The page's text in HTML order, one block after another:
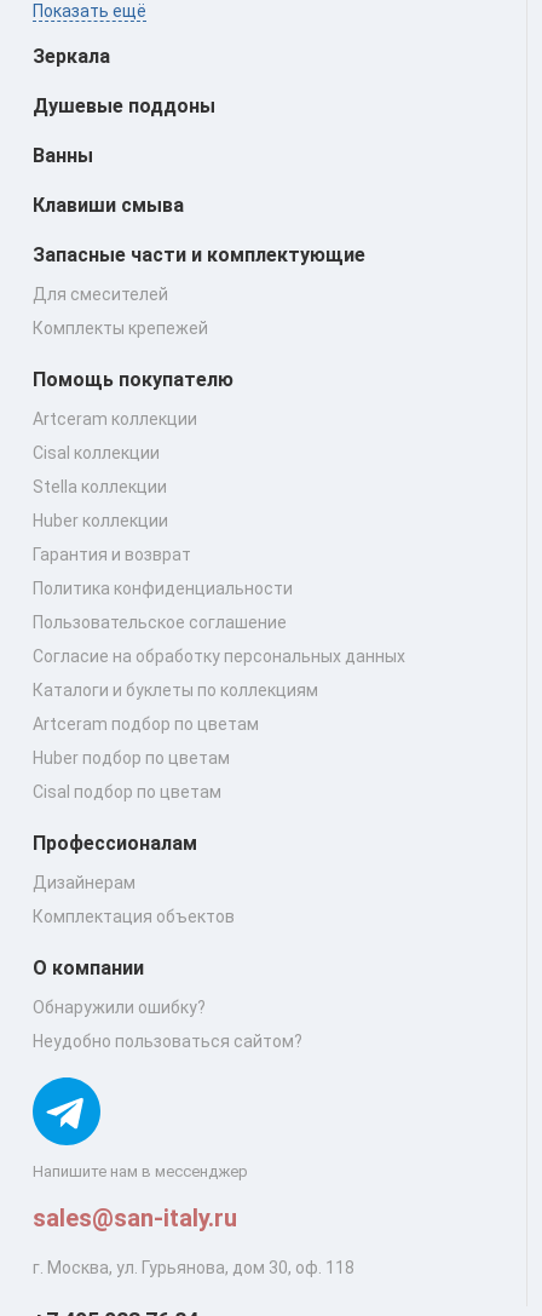
Показать ещё
Зеркала
Душевые поддоны
Ванны
Клавиши смыва
Запасные части и комплектующие
Для смесителей
Комплекты крепежей
Напишите нам в мессенджер
sales@san-italy.ru
г. Москва, ул. Гурьянова, дом 30, оф. 118
Помощь покупателю
Artceram коллекции
Cisal коллекции
Stella коллекции
Huber коллекции
Гарантия и возврат
Политика конфиденциальности
Пользовательское соглашение
Согласие на обработку персональных данных
Каталоги и буклеты по коллекциям
Artceram подбор по цветам
Huber подбор по цветам
Cisal подбор по цветам
Профессионалам
Дизайнерам
Комплектация объектов
О компании
Обнаружили ошибку?
Неудобно пользоваться сайтом?